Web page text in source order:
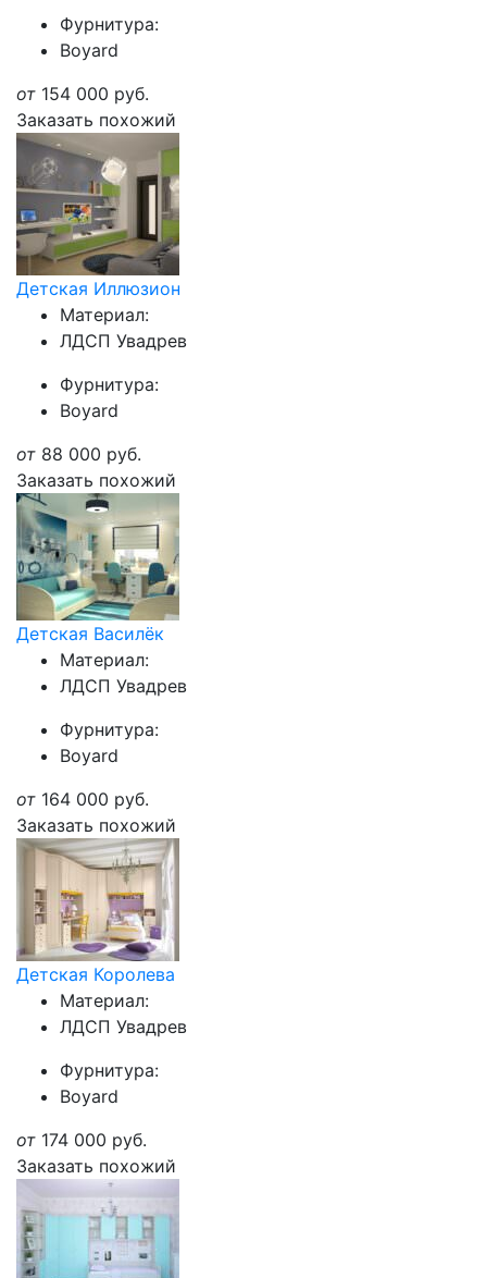
Фурнитура:
Boyard
от 154 000 руб.
Заказать похожий
Детская Иллюзион
Материал:
ЛДСП Увадрев
Фурнитура:
Boyard
от 88 000 руб.
Заказать похожий
Детская Василёк
Материал:
ЛДСП Увадрев
Фурнитура:
Boyard
от 164 000 руб.
Заказать похожий
Детская Королева
Материал:
ЛДСП Увадрев
Фурнитура:
Boyard
от 174 000 руб.
Заказать похожий